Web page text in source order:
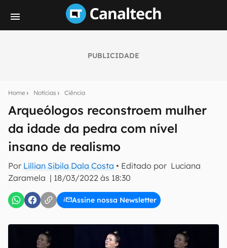
PUBLICIDADE
Home Notícias Ciência
Arqueólogos reconstroem mulher
da idade da pedra com nível
insano de realismo
Por Lillian Sibila Dala Costa • Editado por Luciana
Zaramela | 18/03/2022 às 18:30
Assine nossa Newsletter
notícias e reviews sobre tecnologia em primeira
E-mail
inscreva-se
Confirmo que li, aceito e concordo com os Termos de
Uso e Política de Privacidade do Canaltech.